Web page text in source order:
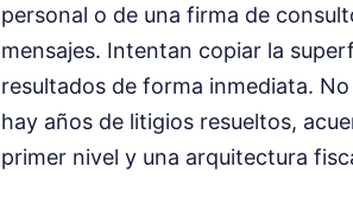
personal o de una firma de
mensajes. Intentan copiar la
resultados de forma inmediata.
hay años de litigios resueltos,
primer nivel y una arquitectura